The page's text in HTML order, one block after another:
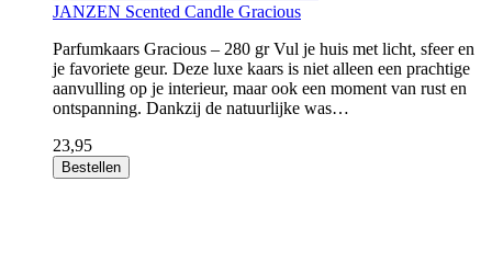
JANZEN Scented Candle Gracious
Parfumkaars Gracious – 280 gr Vul je huis met licht, sfeer en
je favoriete geur. Deze luxe kaars is niet alleen een prachtige
aanvulling op je interieur, maar ook een moment van rust en
ontspanning. Dankzij de natuurlijke was…
23,95
Bestellen